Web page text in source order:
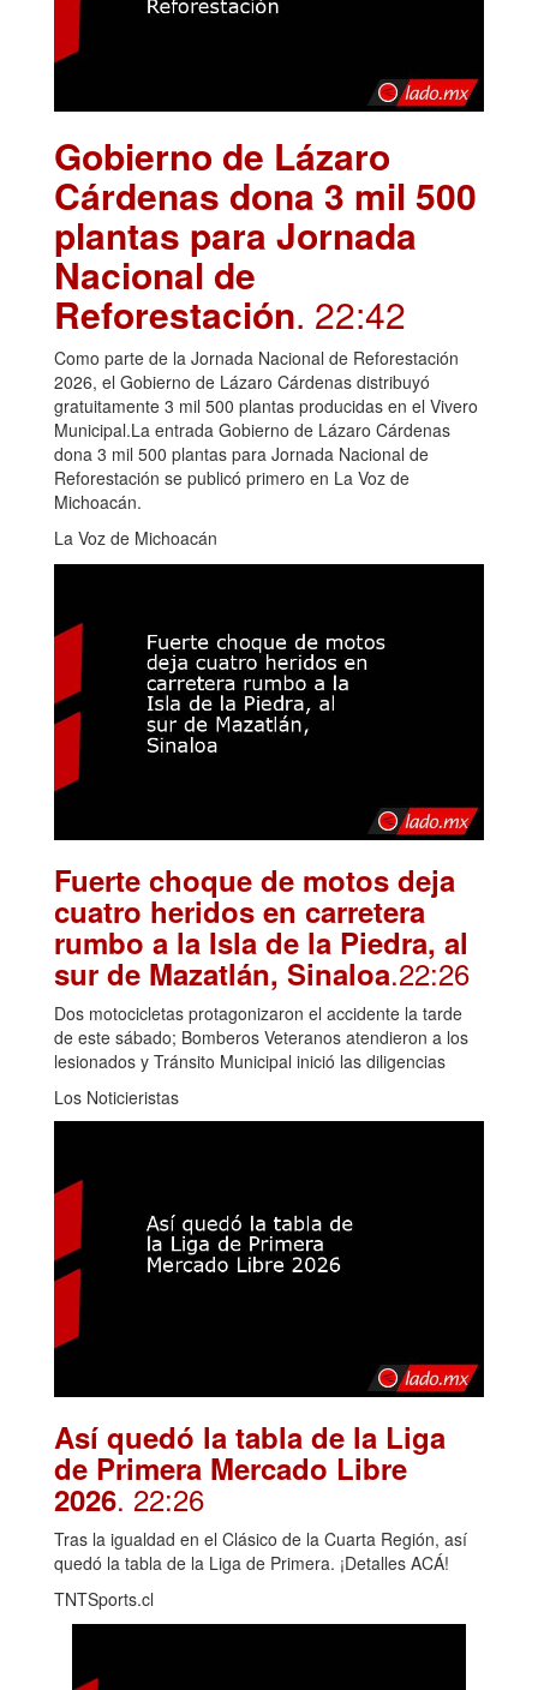
Gobierno de Lázaro
Cárdenas dona 3 mil 500
plantas para Jornada
Nacional de
Reforestación. 22:42
Como parte de la Jornada Nacional de Reforestación
2026, el Gobierno de Lázaro Cárdenas distribuyó
gratuitamente 3 mil 500 plantas producidas en el Vivero
Municipal.La entrada Gobierno de Lázaro Cárdenas
dona 3 mil 500 plantas para Jornada Nacional de
Reforestación se publicó primero en La Voz de
Michoacán.
La Voz de Michoacán
Fuerte choque de motos deja
cuatro heridos en carretera
rumbo a la Isla de la Piedra, al
sur de Mazatlán, Sinaloa.22:26
Dos motocicletas protagonizaron el accidente la tarde
de este sábado; Bomberos Veteranos atendieron a los
lesionados y Tránsito Municipal inició las diligencias
Los Noticieristas
Así quedó la tabla de la Liga
de Primera Mercado Libre
2026. 22:26
Tras la igualdad en el Clásico de la Cuarta Región, así
quedó la tabla de la Liga de Primera. ¡Detalles ACÁ!
TNTSports.cl